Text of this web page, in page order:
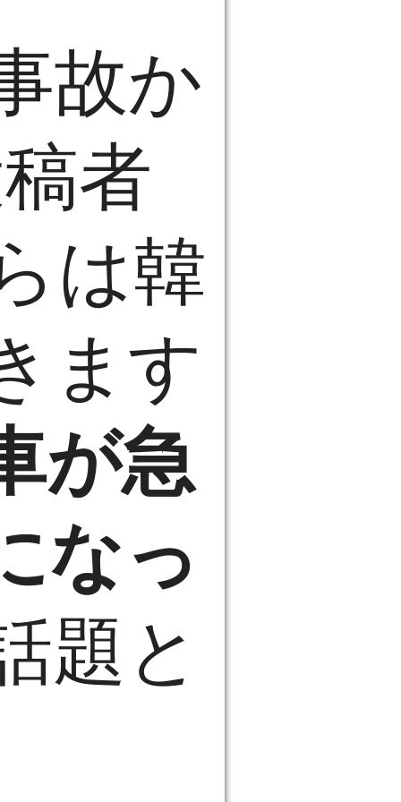
故か
者
は韓
ます
が急
なっ
題と